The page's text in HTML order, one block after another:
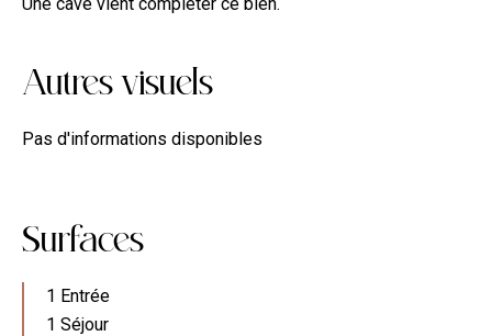
Autres visuels
Pas d'informations disponibles
Surfaces
1 Entrée
1 Séjour